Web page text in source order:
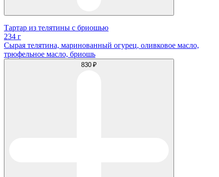
Тартар из телятины с бриошью
234 г
Сырая телятина, маринованный огурец, оливковое масло,
трюфельное масло, бриошь
830 ₽